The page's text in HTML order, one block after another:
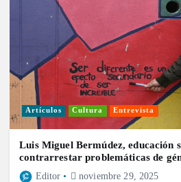
Artículos Cultura Entrevista
Luis Miguel Bermúdez, educación
contrarrestar problemáticas de
Editor noviembre 29, 2025